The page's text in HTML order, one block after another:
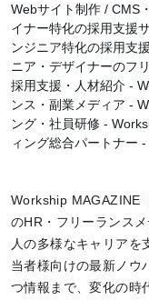
Webサイト制作 / CMS
イナー特化の採用支援
ンジニア特化の採用支
ニア・デザイナーのフ
採用支援・人材紹介 -
ンス・副業メディア -
ング・社員研修 -
ィング総合パートナー
Workship MAGAZINE
のHR・フリーランス
人の多様なキャリアを
当者様向けの最新ノウ
つ情報まで、変化の時